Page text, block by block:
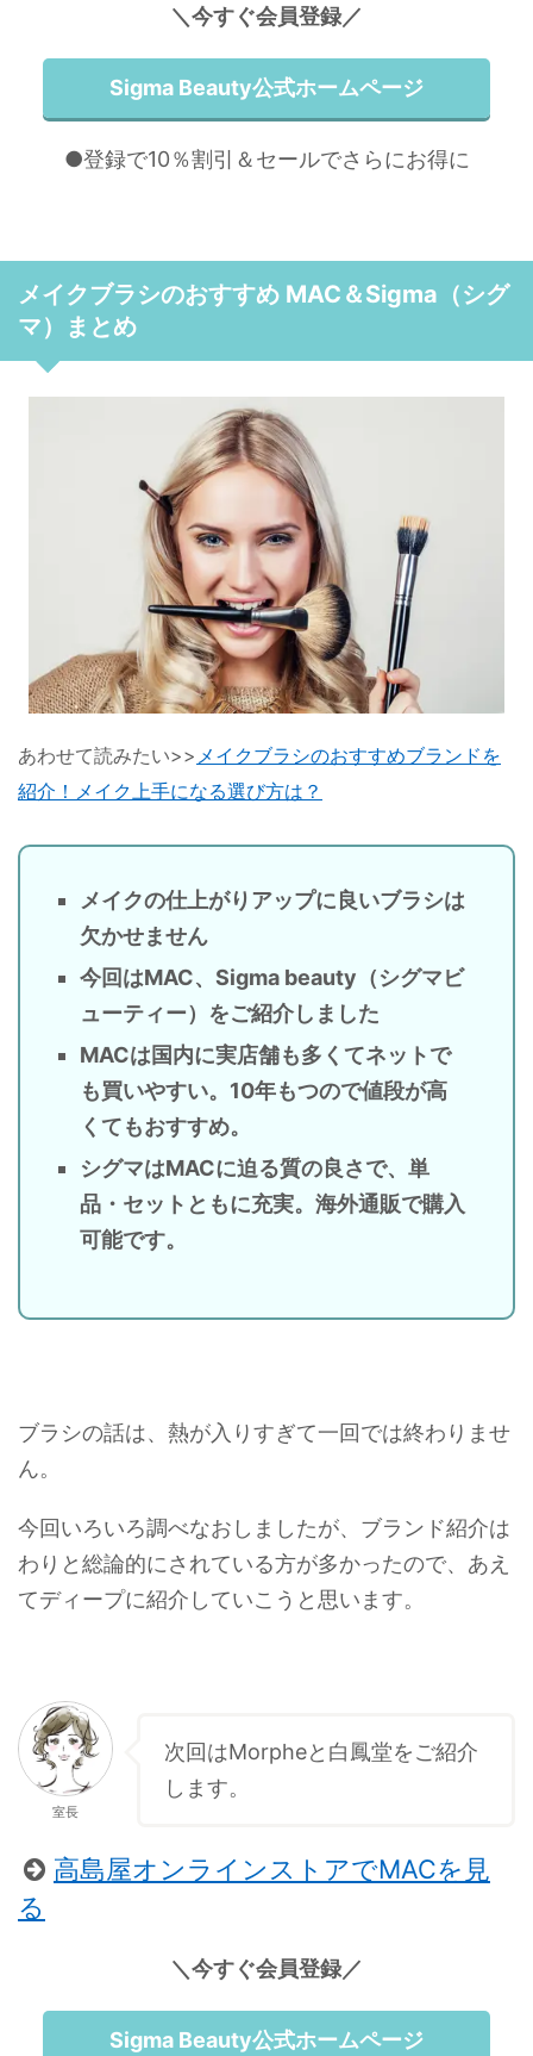
＼今すぐ会員登録／
Sigma Beauty公式ホームページ
●登録で10％割引＆セールでさらにお得に
メイクブラシのおすすめ MAC＆Sigma（シグ
マ）まとめ
あわせて読みたい>> メイクブラシのおすすめブランドを
紹介！メイク上手になる選び方は？
メイクの仕上がりアップに良いブラシは
欠かせません
今回はMAC、Sigma beauty（シグマビ
ューティー）をご紹介しました
MACは国内に実店舗も多くてネットで
も買いやすい。10年もつので値段が高
くてもおすすめ。
シグマはMACに迫る質の良さで、単
品・セットともに充実。海外通販で購入
可能です。
ブラシの話は、熱が入りすぎて一回では終わりませ
ん。
今回いろいろ調べなおしましたが、ブランド紹介は
わりと総論的にされている方が多かったので、あえ
てディープに紹介していこうと思います。
室長
次回はMorpheと白鳳堂をご紹介
します。
高島屋オンラインストアでMACを見
る
＼今すぐ会員登録／
Sigma Beauty公式ホームページ